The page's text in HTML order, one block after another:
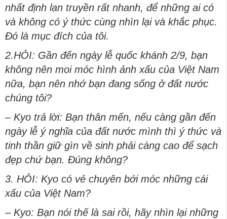
nhất định lan truyền rất nhanh, để những ai có
và không có ý thức cùng nhìn lại và khắc phục.
Đó là mục đích của tôi.
2.HỎI: Gần đến ngày lễ quốc khánh 2/9, bạn
không nên moi móc hình ảnh xấu của Việt Nam
nữa, bạn nên nhớ bạn đang sống ở đất nước
chúng tôi?
– Kyo trả lời: Bạn thân mến, nếu càng gần đến
ngày lễ ý nghĩa của đất nước mình thì ý thức và
tinh thần giữ gìn về sinh phải càng cao để sạch
đẹp chứ bạn. Đúng không?
3. HỎI: Kyo có vẻ chuyên bới móc những cái
xấu của Việt Nam?
– Kyo: Bạn nói thế là sai rồi, hãy nhìn lại những